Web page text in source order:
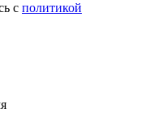
с политикой